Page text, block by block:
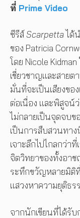
ที่ Prime Video
ซีรีส์Scarpettaได้
ของ Patricia
โดย Nicole
เชี่ยวชาญและสายต
มั่นที่จะเป็นเสียงขอ
ต่อเนื่อง และพิสูจน์
ไม่กลายเป็นจุดจบข
เป็นการสืบสวนทา
เจาะลึกไปไกลกว่า
จิตวิทยาของทั้งอา
ระทึกขวัญหลายมิติ
แสวงหาความยุติธร
จากนักเขียนที่ได้รับ